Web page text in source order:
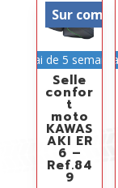
Sur
Délai de 5
Selle
confor
t
moto
KAWAS
AKI ER
6 –
Ref.84
9